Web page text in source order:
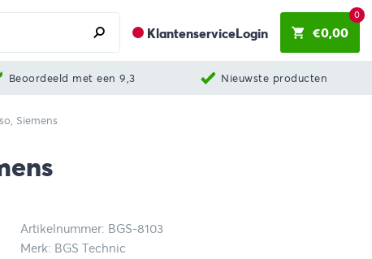
KlantenserviceLogin €0,00
0
Beoordeeld met een 9,3 Nieuwste producten
Siemens
Artikelnummer: BGS-8103
Merk: BGS Technic